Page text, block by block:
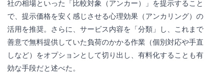
社の相場といった「比較対象（アンカー）」を提示すること
で、提示価格を安く感じさせる心理効果（アンカリング）の
活用を推奨。さらに、サービス内容を「分類」し、これまで
善意で無料提供していた負荷のかかる作業（個別対応や手直
しなど）をオプションとして切り出し、有料化することも有
効な手段だと述べた。